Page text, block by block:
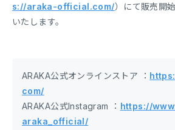
s://araka-official.com/）にて販売開
いたします。
ARAKA公式オンラインストア ：
com/
ARAKA公式Instagram ： https://
araka_official/